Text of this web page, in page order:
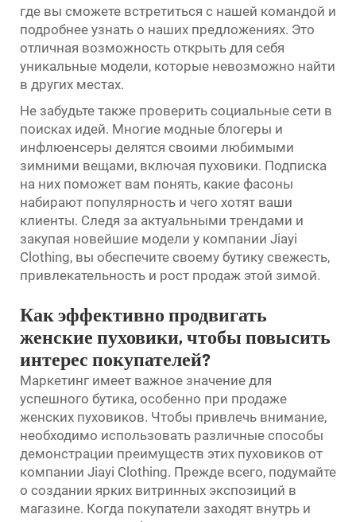
где вы сможете встретиться с нашей командой и
подробнее узнать о наших предложениях. Это
отличная возможность открыть для себя
уникальные модели, которые невозможно найти
в других местах.
Не забудьте также проверить социальные сети в
поисках идей. Многие модные блогеры и
инфлюенсеры делятся своими любимыми
зимними вещами, включая пуховики. Подписка
на них поможет вам понять, какие фасоны
набирают популярность и чего хотят ваши
клиенты. Следя за актуальными трендами и
закупая новейшие модели у компании Jiayi
Clothing, вы обеспечите своему бутику свежесть,
привлекательность и рост продаж этой зимой.
Как эффективно продвигать
женские пуховики, чтобы повысить
интерес покупателей?
Маркетинг имеет важное значение для
успешного бутика, особенно при продаже
женских пуховиков. Чтобы привлечь внимание,
необходимо использовать различные способы
демонстрации преимуществ этих пуховиков от
компании Jiayi Clothing. Прежде всего, подумайте
о создании ярких витринных экспозиций в
магазине. Когда покупатели заходят внутрь и